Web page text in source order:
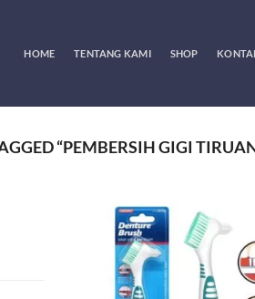
HOME TENTANG KAMI SHOP
“PEMBERSIH GIGI